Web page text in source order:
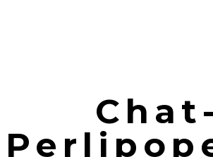
Chat-